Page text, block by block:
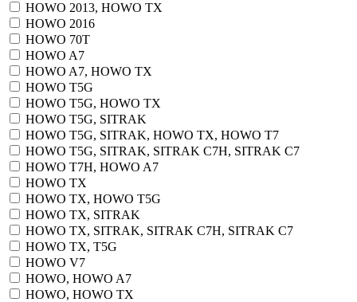
HOWO 2013, HOWO TX
HOWO 2016
HOWO 70T
HOWO A7
HOWO A7, HOWO TX
HOWO T5G
HOWO T5G, HOWO TX
HOWO T5G, SITRAK
HOWO T5G, SITRAK, HOWO TX, HOWO T7
HOWO T5G, SITRAK, SITRAK C7H, SITRAK C7
HOWO T7H, HOWO A7
HOWO TX
HOWO TX, HOWO T5G
HOWO TX, SITRAK
HOWO TX, SITRAK, SITRAK C7H, SITRAK C7
HOWO TX, T5G
HOWO V7
HOWO, HOWO A7
HOWO, HOWO TX